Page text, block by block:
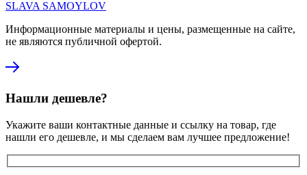
SLAVA SAMOYLOV
Информационные материалы и цены, размещенные на сайте,
не являются публичной офертой.
Нашли дешевле?
Укажите ваши контактные данные и ссылку на товар, где
нашли его дешевле, и мы сделаем вам лучшее предложение!